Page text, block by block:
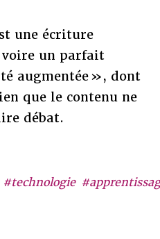
#technologie
une écriture
voire un parfait
augmentée », dont
que le contenu ne
débat.